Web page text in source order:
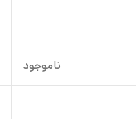
ناموجود